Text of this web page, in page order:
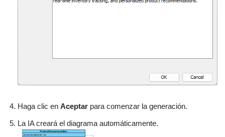
Haga clic en Aceptar para comenzar la generación.
La IA creará el diagrama automáticamente.